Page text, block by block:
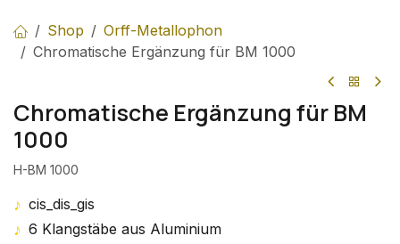
Shop
Orff-Metallophon
Chromatische Ergänzung für BM 1000
Chromatische Ergänzung für BM
1000
H-BM 1000
♪ cis_dis_gis
♪ 6 Klangstäbe aus Aluminium